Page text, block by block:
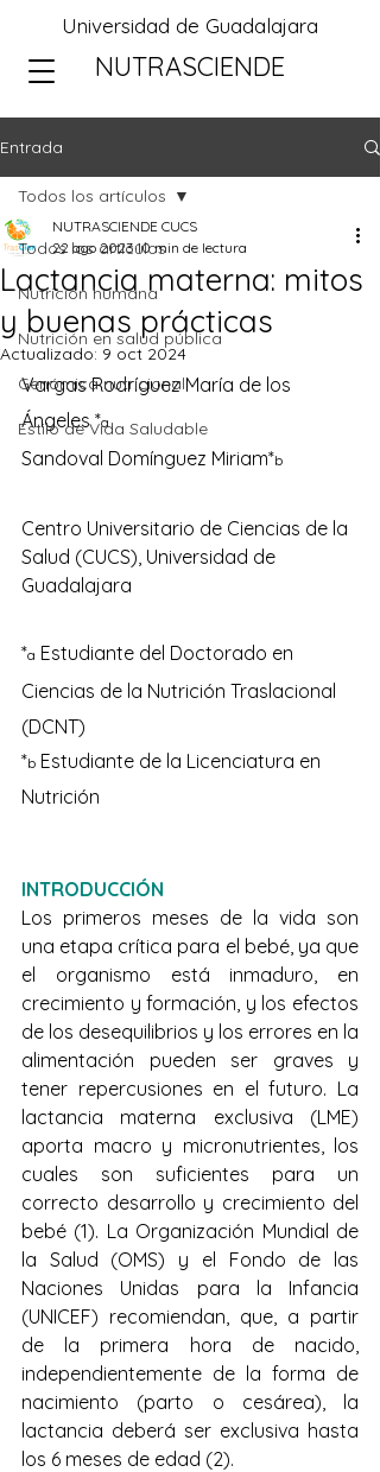
Universidad de Guadalajara
NUTRASCIENDE
Entrada
Todos los artículos
Nutrición humana
Nutrición en salud pública
Genómica nutricional
Estilo de Vida Saludable
Todos los artículos
Lactancia materna: mitos
y buenas prácticas
NUTRASCIENDE CUCS
22 ago 2023 10 min de lectura
Actualizado: 9 oct 2024
Vargas Rodríguez María de los
Ángeles *a
Sandoval Domínguez Miriam*b
Centro Universitario de Ciencias de la
Salud (CUCS), Universidad de
Guadalajara
*a Estudiante del Doctorado en
Ciencias de la Nutrición Traslacional
(DCNT)
*b Estudiante de la Licenciatura en
Nutrición
INTRODUCCIÓN
Los primeros meses de la vida son
una etapa crítica para el bebé, ya que
el organismo está inmaduro, en
crecimiento y formación, y los efectos
de los desequilibrios y los errores en la
alimentación pueden ser graves y
tener repercusiones en el futuro. La
lactancia materna exclusiva (LME)
aporta macro y micronutrientes, los
cuales son suficientes para un
correcto desarrollo y crecimiento del
bebé (1). La Organización Mundial de
la Salud (OMS) y el Fondo de las
Naciones Unidas para la Infancia
(UNICEF) recomiendan, que, a partir
de la primera hora de nacido,
independientemente de la forma de
nacimiento (parto o cesárea), la
lactancia deberá ser exclusiva hasta
los 6 meses de edad (2).